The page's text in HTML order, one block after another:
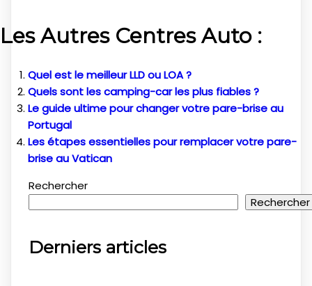
Les Autres Centres Auto :
Quel est le meilleur LLD ou LOA ?
Quels sont les camping-car les plus fiables ?
Le guide ultime pour changer votre pare-brise au
Portugal
Les étapes essentielles pour remplacer votre pare-
brise au Vatican
Rechercher
Rechercher
Derniers articles